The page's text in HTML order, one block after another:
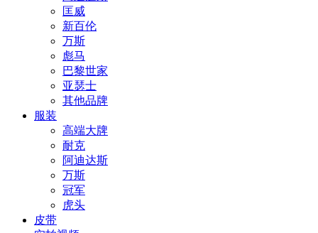
匡威
新百伦
万斯
彪马
巴黎世家
亚瑟士
其他品牌
服装
高端大牌
耐克
阿迪达斯
万斯
冠军
虎头
皮带